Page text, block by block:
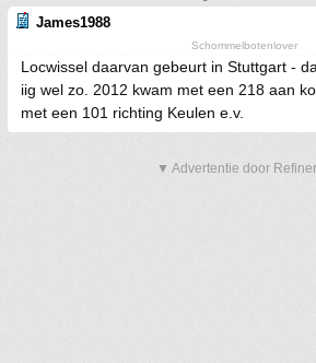
James1988
Schommelbotenlover
Locwissel daarvan gebeurt in Stuttgart -
iig wel zo. 2012 kwam met een 218 aan
met een 101 richting Keulen e.v.
▼ Advertentie door